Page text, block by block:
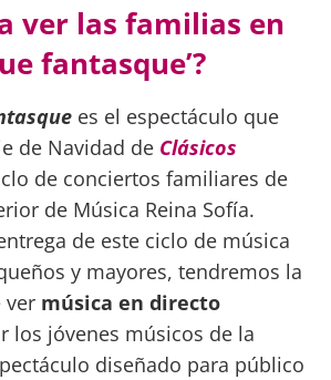
ver las familias en
fantasque’?
es el espectáculo que
de Navidad de Clásicos
de conciertos familiares de
de Música Reina Sofía.
de este ciclo de música
y mayores, tendremos la
ver música en directo
los jóvenes músicos de la
diseñado para público